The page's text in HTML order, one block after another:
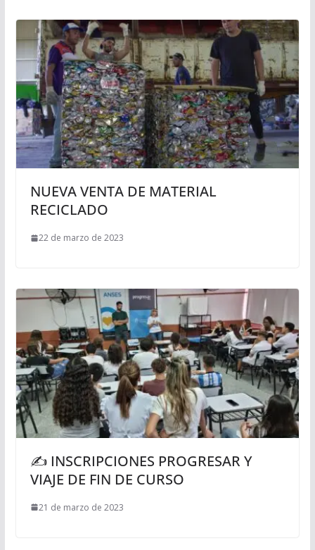
NUEVA VENTA DE MATERIAL
RECICLADO
22 de marzo de 2023
✍️ INSCRIPCIONES PROGRESAR Y
VIAJE DE FIN DE CURSO
21 de marzo de 2023